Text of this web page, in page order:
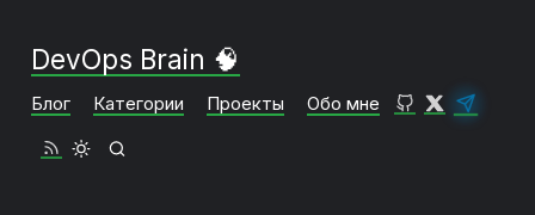
DevOps Brain 🧠
Блог Категории Проекты Обо мне